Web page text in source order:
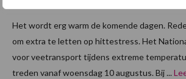
Het wordt erg warm de komende dagen.
om extra te letten op hittestress. Het
voor veetransport tijdens extreme
treden vanaf woensdag 10 augustus. Bij ...